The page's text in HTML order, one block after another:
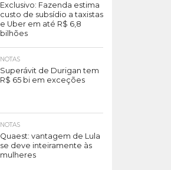
Exclusivo: Fazenda estima
custo de subsídio a taxistas
e Uber em até R$ 6,8
bilhões
NOTAS
Superávit de Durigan tem
R$ 65 bi em exceções
NOTAS
Quaest: vantagem de Lula
se deve inteiramente às
mulheres